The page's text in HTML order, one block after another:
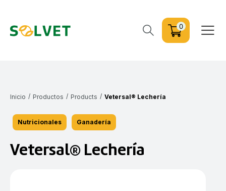
0
Inicio / Productos / Products / Vetersal® Lechería
Nutricionales Ganadería
Vetersal® Lechería